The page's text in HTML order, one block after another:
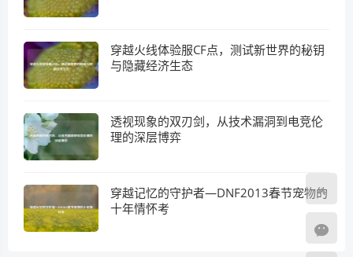
穿越火线体验服CF点，测试新世界的秘钥
与隐藏经济生态
透视现象的双刃剑，从技术漏洞到电竞伦
理的深层博弈
穿越记忆的守护者—DNF2013春节宠物的
十年情怀考